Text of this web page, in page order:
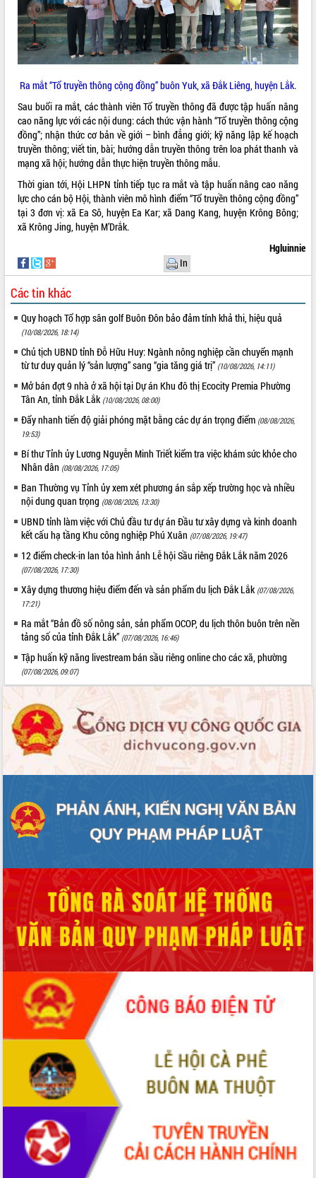
LIÊN KẾT WEB
THỐNG KÊ TRUY CẬP
Hôm nay: 30914
Ra mắt “Tổ truyền thông cộng đồng” buôn Yuk, xã Đắk Liêng, huyện Lắk.
Sau buổi ra mắt, các thành viên Tổ truyền thông đã được tập huấn nâng
cao năng lực với các nội dung: cách thức vận hành “Tổ truyền thông cộng
đồng”; nhận thức cơ bản về giới – bình đẳng giới; kỹ năng lập kế hoạch
truyền thông; viết tin, bài; hướng dẫn truyền thông trên loa phát thanh và
mạng xã hội; hướng dẫn thực hiện truyền thông mẫu.
Thời gian tới, Hội LHPN tỉnh tiếp tục ra mắt và tập huấn nâng cao năng
lực cho cán bộ Hội, thành viên mô hình điểm “Tổ truyền thông cộng đồng”
tại 3 đơn vị: xã Ea Sô, huyện Ea Kar; xã Dang Kang, huyện Krông Bông;
xã Krông Jing, huyện M’Drắk.
Hgluinnie
In
Các tin khác
Quy hoạch Tổ hợp sân golf Buôn Đôn bảo đảm tính khả thi, hiệu quả
(10/08/2026, 18:14)
Chủ tịch UBND tỉnh Đỗ Hữu Huy: Ngành nông nghiệp cần chuyển mạnh
từ tư duy quản lý “sản lượng” sang “gia tăng giá trị” (10/08/2026, 14:11)
Mở bán đợt 9 nhà ở xã hội tại Dự án Khu đô thị Ecocity Premia Phường
Tân An, tỉnh Đắk Lắk (10/08/2026, 08:00)
Đẩy nhanh tiến độ giải phóng mặt bằng các dự án trọng điểm (08/08/2026,
19:53)
Bí thư Tỉnh ủy Lương Nguyễn Minh Triết kiểm tra việc khám sức khỏe cho
Nhân dân (08/08/2026, 17:05)
Ban Thường vụ Tỉnh ủy xem xét phương án sắp xếp trường học và nhiều
nội dung quan trọng (08/08/2026, 13:30)
UBND tỉnh làm việc với Chủ đầu tư dự án Đầu tư xây dựng và kinh doanh
kết cấu hạ tầng Khu công nghiệp Phú Xuân (07/08/2026, 19:47)
12 điểm check-in lan tỏa hình ảnh Lễ hội Sầu riêng Đắk Lắk năm 2026
(07/08/2026, 17:30)
Xây dựng thương hiệu điểm đến và sản phẩm du lịch Đắk Lắk (07/08/2026,
17:21)
Ra mắt “Bản đồ số nông sản, sản phẩm OCOP, du lịch thôn buôn trên nền
tảng số của tỉnh Đắk Lắk” (07/08/2026, 16:46)
Tập huấn kỹ năng livestream bán sầu riêng online cho các xã, phường
(07/08/2026, 09:07)